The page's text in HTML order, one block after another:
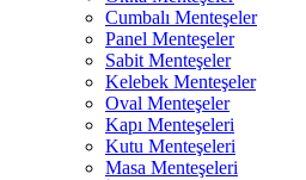
Cumbalı Menteşeler
Panel Menteşeler
Sabit Menteşeler
Kelebek Menteşeler
Oval Menteşeler
Kapı Menteşeleri
Kutu Menteşeleri
Masa Menteşeleri